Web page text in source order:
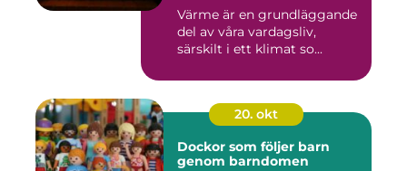
Värme är en grundläggande
del av våra vardagsliv,
särskilt i ett klimat so...
20. okt
Dockor som följer barn
genom barndomen